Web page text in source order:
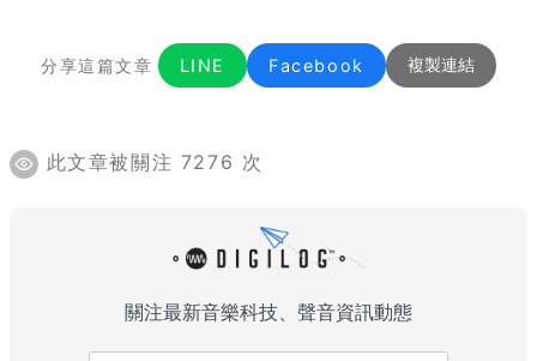
分享這篇文章 LINE Facebook 複製連結
此文章被關注 7276 次